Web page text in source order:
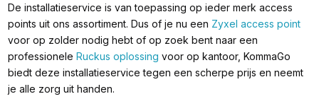
De installatieservice is van toepassing op ieder merk access
points uit ons assortiment. Dus of je nu een Zyxel access point
voor op zolder nodig hebt of op zoek bent naar een
professionele Ruckus oplossing voor op kantoor, KommaGo
biedt deze installatieservice tegen een scherpe prijs en neemt
je alle zorg uit handen.